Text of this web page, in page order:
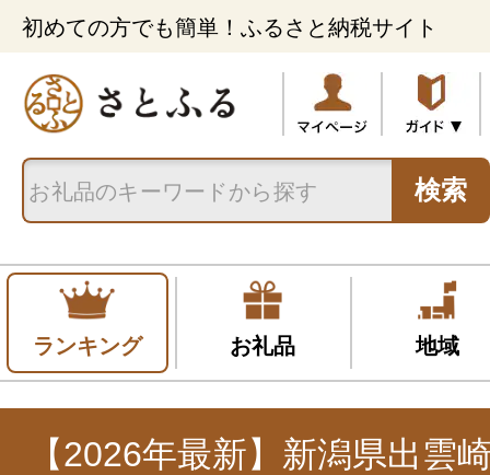
初めての方でも簡単！ふるさと納税サイト
検索
ランキング お礼品 地域
【2026年最新】新潟県出雲